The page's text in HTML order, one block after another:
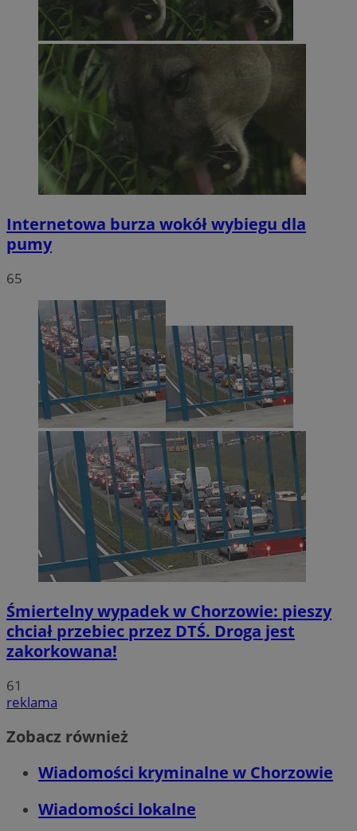
Internetowa burza wokół wybiegu dla
pumy
65
Śmiertelny wypadek w Chorzowie: pieszy
chciał przebiec przez DTŚ. Droga jest
zakorkowana!
61
reklama
Zobacz również
Wiadomości kryminalne w Chorzowie
Wiadomości lokalne